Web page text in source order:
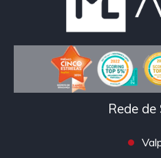
Rede de